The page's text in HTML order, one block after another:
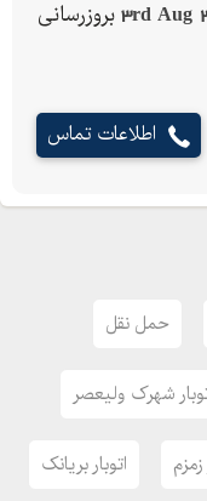
3rd Aug بروزرسانی
اطلاعات تماس
حمل نقل
شهرک ولیعصر
زمزم اتوبار بریانک